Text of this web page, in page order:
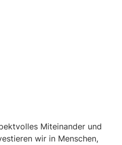
Miteinander und
wir in Menschen,